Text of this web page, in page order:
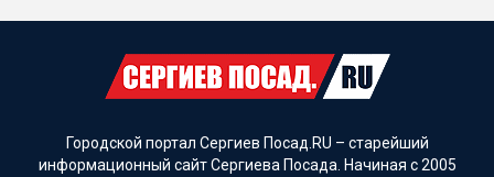
Городской портал Сергиев Посад.RU – старейший
информационный сайт Сергиева Посада. Начиная с 2005